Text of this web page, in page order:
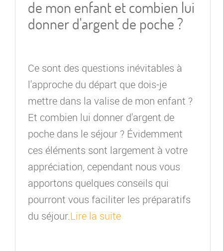
de mon enfant et combien lui
donner d'argent de poche ?
Ce sont des questions inévitables à
l'approche du départ que dois-je
mettre dans la valise de mon enfant ?
Et combien lui donner d'argent de
poche dans le séjour ? Évidemment
ces éléments sont largement à votre
appréciation, cependant nous vous
apportons quelques conseils qui
pourront vous faciliter les préparatifs
du séjour.Lire la suite